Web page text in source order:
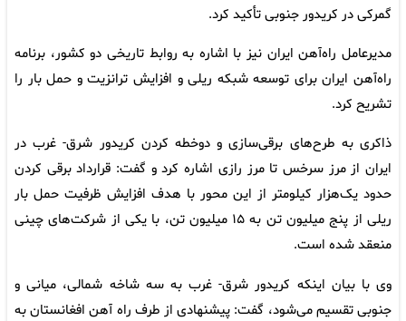
گمرکی در کریدور جنوبی تأکید کرد.
مدیرعامل راه‌آهن ایران نیز با اشاره به روابط تاریخی دو کشور، برنامه
راه‌آهن ایران برای توسعه شبکه ریلی و افزایش ترانزیت و حمل بار را
تشریح کرد.
ذاکری به طرح‌های برقی‌سازی و دوخطه کردن کریدور شرق- غرب در
ایران از مرز سرخس تا مرز رازی اشاره کرد و گفت: قرارداد برقی کردن
حدود یک‌هزار کیلومتر از این محور با هدف افزایش ظرفیت حمل بار
ریلی از پنج میلیون تن به ۱۵ میلیون تن، با یکی از شرکت‌های چینی
منعقد شده است.
وی با بیان اینکه کریدور شرق- غرب به سه شاخه شمالی، میانی و
جنوبی تقسیم می‌شود، گفت: پیشنهادی از طرف راه آهن افغانستان به